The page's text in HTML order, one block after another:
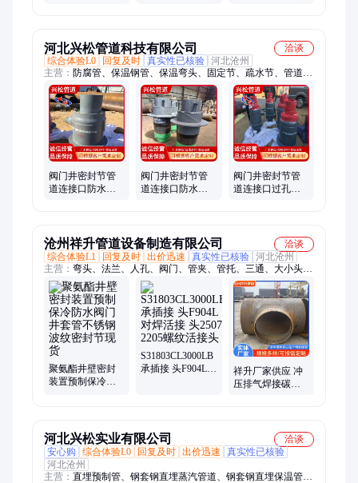
河北兴松管道科技有限公司
洽谈
综合体验L0
回复及时 真实性已核验 河北沧州
主营： 防腐管、保温钢管、保温弯头、固定节、疏水节、管道疏
水节、保温管件、滑动支架、蒸汽管道、滑动管托、隔热管托、
防腐钢管、补偿器、方形补偿器、涂塑钢管、直埋热力管道、固
定支架、隔热导向管托、埋地滑动支架、埋地聚氨酯保温管、钢
套钢复合保温钢管、大口径卷管、大口径热力管道、蒸汽钢套钢
保温钢管、地埋保温钢管
阀门井密封节管
道连接口防水密
阀门井密封节管
道连接口防水密
阀门井密封节管
道连接口过孔防
沧州祥升管道设备制造有限公司
洽谈
综合体验L1
回复及时 出价迅速 真实性已核验 河北沧州
主营： 弯头、法兰、人孔、阀门、管夹、管托、三通、大小头、
支吊架、电厂配件
聚氨酯井壁密封
装置预制保冷防
S31803CL3000LB
承插接 头F904L对
祥升厂家供应 冲
压排气焊接碳钢
河北兴松实业有限公司
洽谈
安心购
综合体验L0 回复及时 出价迅速
真实性已核验
河北沧州
主营： 直埋预制管、钢套钢直埋蒸汽管道、钢套钢直埋保温管、